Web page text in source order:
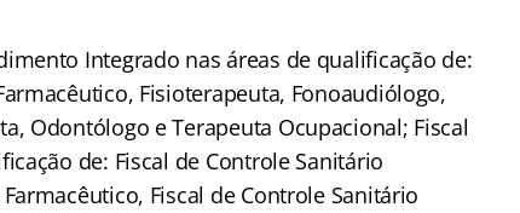
Integrado nas áreas de qualificação de:
Fisioterapeuta, Fonoaudiólogo,
Odontólogo e Terapeuta Ocupacional; Fiscal
de: Fiscal de Controle Sanitário
Fiscal de Controle Sanitário